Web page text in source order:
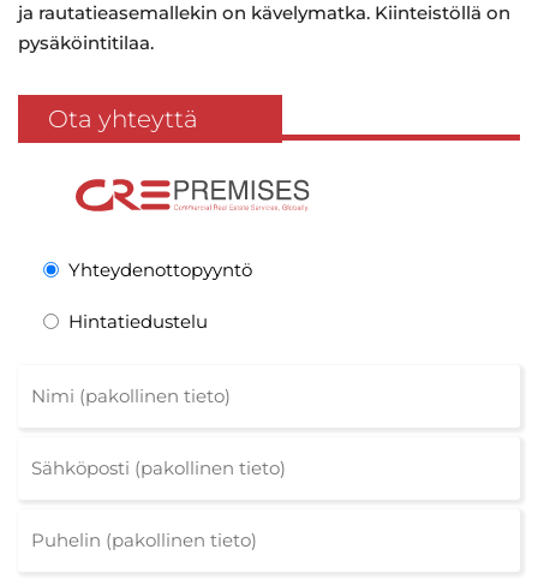
ja rautatieasemallekin on kävelymatka. Kiinteistöllä on
pysäköintitilaa.
Ota yhteyttä
Yhteydenottopyyntö
Hintatiedustelu